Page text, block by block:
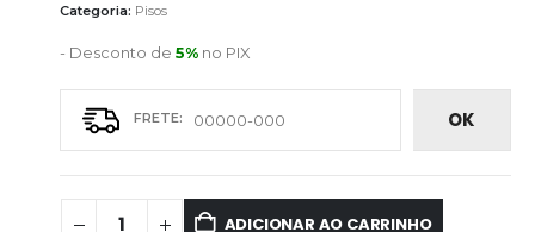
Categoria: Pisos
- Desconto de 5% no PIX
OK
ADICIONAR AO CARRINHO